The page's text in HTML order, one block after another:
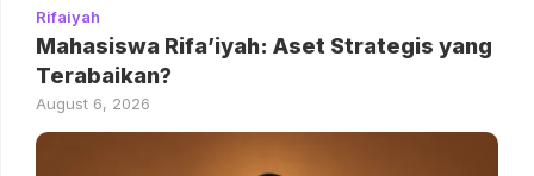
Rifaiyah
Mahasiswa Rifa’iyah: Aset Strategis yang
Terabaikan?
August 6, 2026